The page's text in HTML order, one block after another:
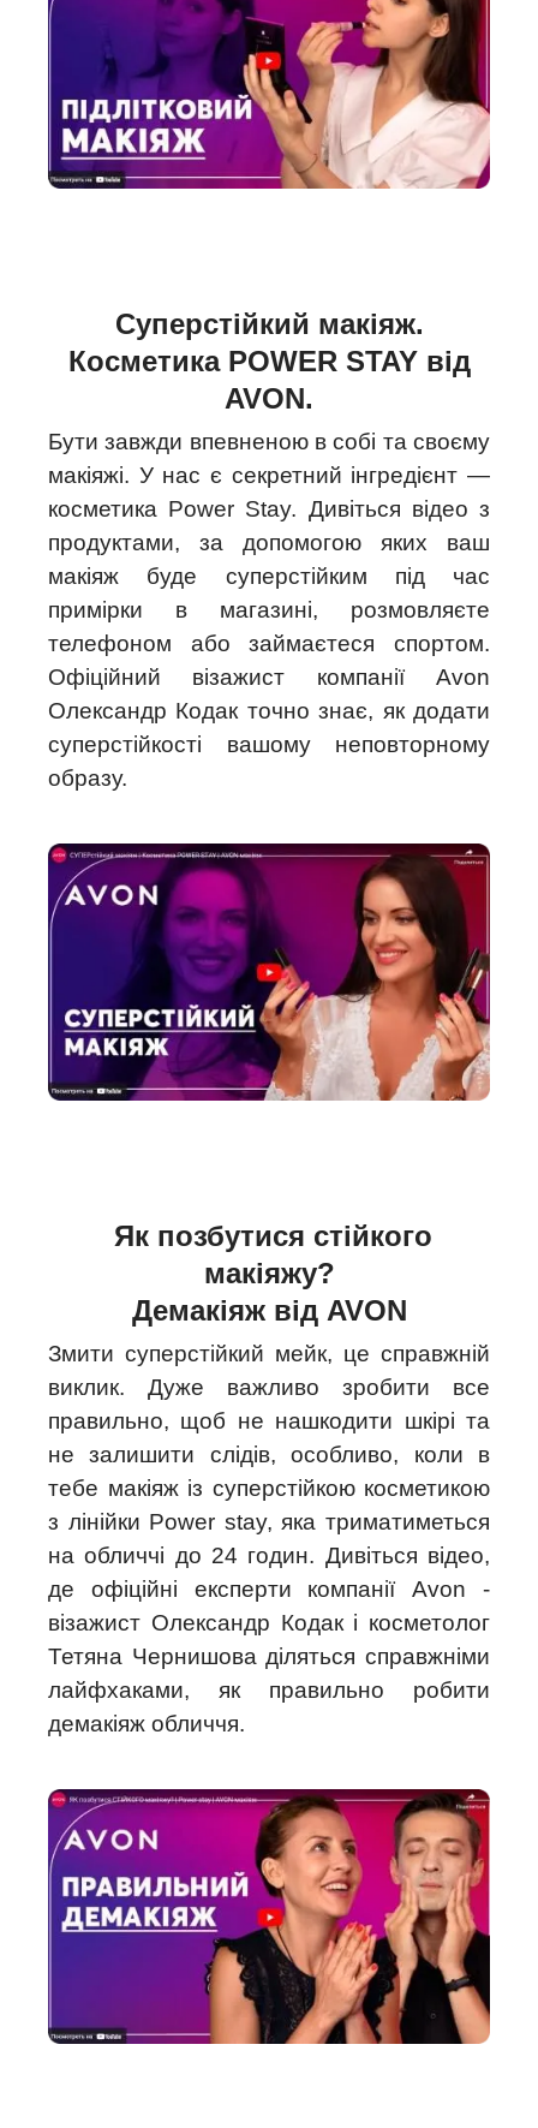
Суперстійкий макіяж.
Косметика POWER STAY від
AVON.
Бути завжди впевненою в собі та своєму
макіяжі. У нас є секретний інгредієнт —
косметика Power Stay. Дивіться відео з
продуктами, за допомогою яких ваш
макіяж буде суперстійким під час
примірки в магазині, розмовляєте
телефоном або займаєтеся спортом.
Офіційний візажист компанії Avon
Олександр Кодак точно знає, як додати
суперстійкості вашому неповторному
образу.
Як позбутися стійкого
макіяжу?
Демакіяж від AVON
Змити суперстійкий мейк, це справжній
виклик. Дуже важливо зробити все
правильно, щоб не нашкодити шкірі та
не залишити слідів, особливо, коли в
тебе макіяж із суперстійкою косметикою
з лінійки Power stay, яка триматиметься
на обличчі до 24 годин. Дивіться відео,
де офіційні експерти компанії Avon -
візажист Олександр Кодак і косметолог
Тетяна Чернишова діляться справжніми
лайфхаками, як правильно робити
демакіяж обличчя.